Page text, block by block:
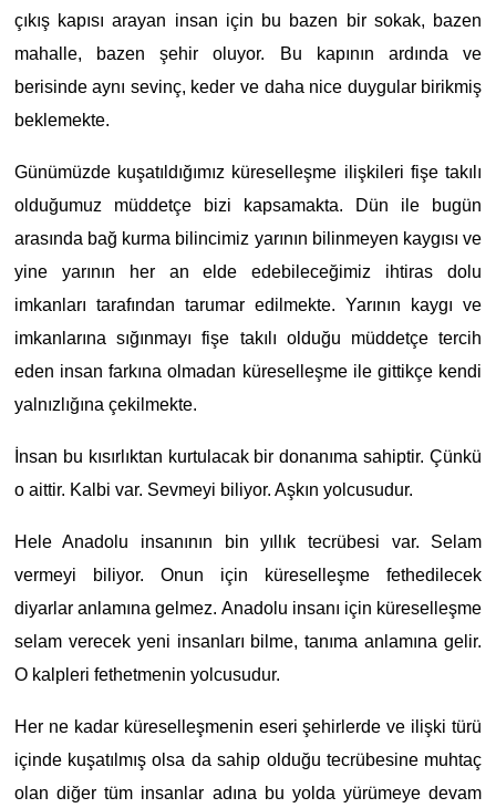
çıkış kapısı arayan insan için bu bazen bir sokak, bazen
mahalle, bazen şehir oluyor. Bu kapının ardında ve
berisinde aynı sevinç, keder ve daha nice duygular birikmiş
beklemekte.
Günümüzde kuşatıldığımız küreselleşme ilişkileri fişe takılı
olduğumuz müddetçe bizi kapsamakta. Dün ile bugün
arasında bağ kurma bilincimiz yarının bilinmeyen kaygısı ve
yine yarının her an elde edebileceğimiz ihtiras dolu
imkanları tarafından tarumar edilmekte. Yarının kaygı ve
imkanlarına sığınmayı fişe takılı olduğu müddetçe tercih
eden insan farkına olmadan küreselleşme ile gittikçe kendi
yalnızlığına çekilmekte.
İnsan bu kısırlıktan kurtulacak bir donanıma sahiptir. Çünkü
o aittir. Kalbi var. Sevmeyi biliyor. Aşkın yolcusudur.
Hele Anadolu insanının bin yıllık tecrübesi var. Selam
vermeyi biliyor. Onun için küreselleşme fethedilecek
diyarlar anlamına gelmez. Anadolu insanı için küreselleşme
selam verecek yeni insanları bilme, tanıma anlamına gelir.
O kalpleri fethetmenin yolcusudur.
Her ne kadar küreselleşmenin eseri şehirlerde ve ilişki türü
içinde kuşatılmış olsa da sahip olduğu tecrübesine muhtaç
olan diğer tüm insanlar adına bu yolda yürümeye devam